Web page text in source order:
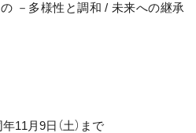
－多様性と調和 / 未来への継承
11月9日（土）まで